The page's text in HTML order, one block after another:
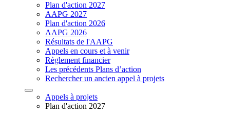
Plan d'action 2027
AAPG 2027
Plan d'action 2026
AAPG 2026
Résultats de l'AAPG
Appels en cours et à venir
Règlement financier
Les précédents Plans d’action
Rechercher un ancien appel à projets
Appels à projets
Plan d'action 2027